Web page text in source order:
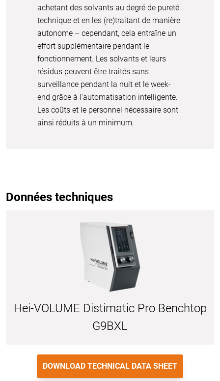
achetant des solvants au degré de pureté
technique et en les (re)traitant de manière
autonome – cependant, cela entraîne un
effort supplémentaire pendant le
fonctionnement. Les solvants et leurs
résidus peuvent être traités sans
surveillance pendant la nuit et le week-
end grâce à l'automatisation intelligente.
Les coûts et le personnel nécessaire sont
ainsi réduits à un minimum.
Données techniques
DOWNLOAD TECHNICAL DATA SHEET
Hei-VOLUME Distimatic Pro Benchtop
G9BXL